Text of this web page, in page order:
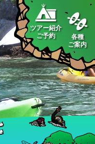
ツアー紹介
ご予約
各種
ご案内